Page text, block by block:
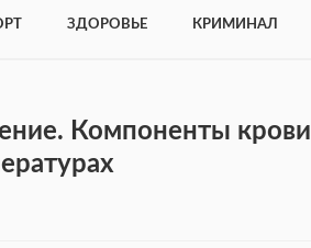
ЗДОРОВЬЕ КРИМИНАЛ
Компоненты крови